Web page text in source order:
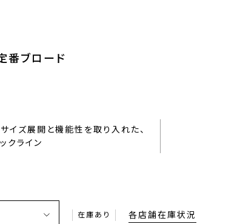
番ブロード
イズ展開と機能性を取り入れた、
クライン
在庫あり 各店舗在庫状況